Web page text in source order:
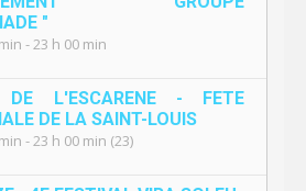
"
- 23 h 00 min
DE L'ESCARENE - FETE
DE LA SAINT-LOUIS
- 23 h 00 min (23)